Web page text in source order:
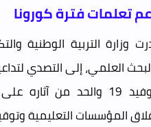
تعلمات فترة كورونا
وزارة التربية الوطنية
العلمي، إلى التصدي
كوفيد 19 والحد من
المؤسسات التعليمية